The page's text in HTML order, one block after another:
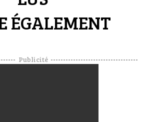
ÉGALEMENT
Publicité